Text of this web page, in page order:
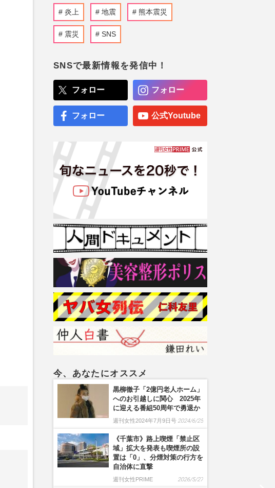
炎上 地震 熊本震災
震災 SNS
SNSで最新情報を発信中！
フォロー フォロー
フォロー 公式Youtube
今、あなたにオススメ
黒柳徹子「2億円老人ホーム」
へのお引越しに関心 2025年
に迎える番組50周年で勇退か
週刊女性2024年7月9日号 2024/6/25
《千葉市》路上喫煙「禁止区
域」拡大を発表も喫煙所の設
置は「0」、分煙対策の行方を
自治体に直撃
週刊女性PRIME 2026/5/27